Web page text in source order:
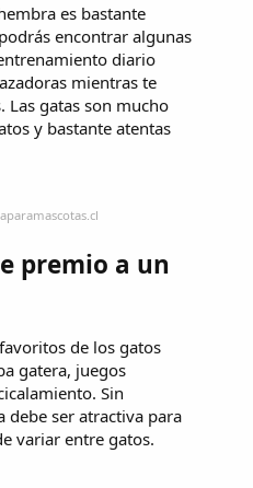
es bastante
encontrar algunas
diario
mientras te
Las gatas son mucho
y bastante atentas
premio a un
de los gatos
gatera, juegos
Sin
debe ser atractiva para
variar entre gatos.